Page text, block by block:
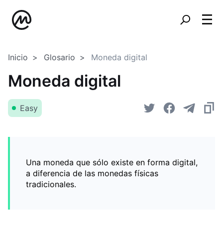
Inicio Glosario Moneda digital
Moneda digital
Easy
Una moneda que sólo existe en forma digital,
a diferencia de las monedas físicas
tradicionales.